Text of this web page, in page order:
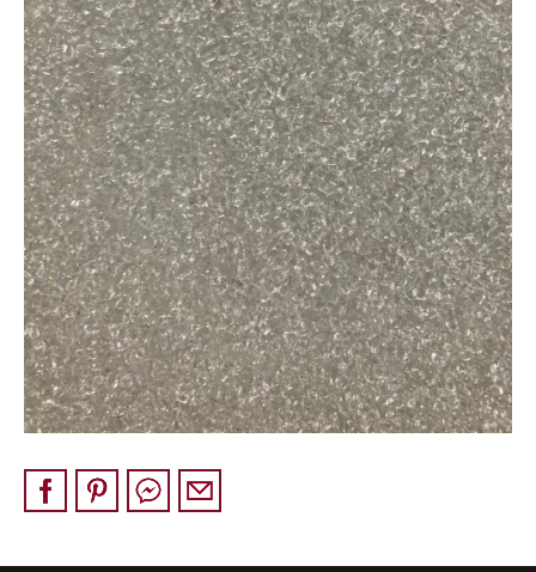
Pískovec
Solitéry
Kamenné bloky
Výrobky z kamene na zakázku
BERA GRAVEL FIX
Creative Floor
Terazzo
Doplňkový sortiment
DLAŽEBNÍ KOSTKY
KAMENNÉ DLAŽBY, OBKLADY
MLATOVÉ POVRCHY
ZAKÁZKY NA MÍRU
NOVINKY
KONTAKT